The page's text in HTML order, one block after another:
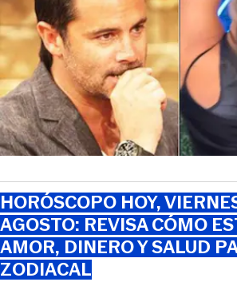
HORÓSCOPO HOY,
AGOSTO: REVISA CÓMO
AMOR, DINERO Y SALUD
ZODIACAL